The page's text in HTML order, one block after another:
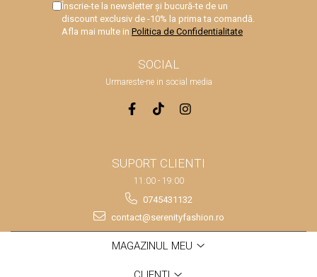
Înscrie-te la newsletter și bucură-te de un
discount exclusiv de -10% la prima ta comandă.
Afla mai multe in Politica de Confidentialitate
SOCIAL
Urmareste-ne in social media
SUPORT CLIENTI
11:00 - 19:00
0745431132
contact@serenityfashion.ro
MAGAZINUL MEU